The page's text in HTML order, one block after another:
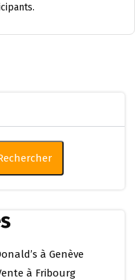
à Genève
à Fribourg